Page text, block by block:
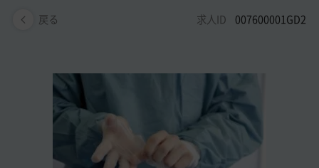
常勤求人一覧
美容医療医師の転職お役立ちコンテンツ
美容クリニック見学・研修情報
美容外科・美容皮膚科の医師転職体験談
戻る 求人ID 007600001GD2